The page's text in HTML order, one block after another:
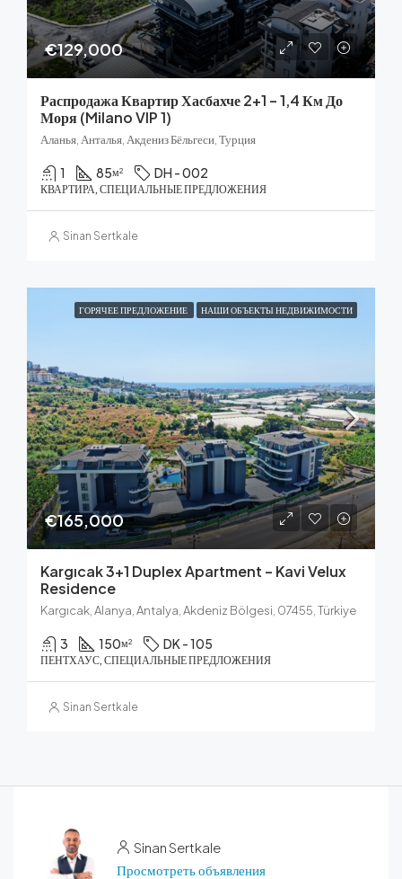
€129,000
Распродажа Квартир Хасбахче 2+1 – 1,4 Км До
Моря (Milano VIP 1)
Аланья, Анталья, Акдениз Бёльгеси, Турция
1 85м² DH - 002
КВАРТИРА, СПЕЦИАЛЬНЫЕ ПРЕДЛОЖЕНИЯ
Sinan Sertkale
ГОРЯЧЕЕ ПРЕДЛОЖЕНИЕ НАШИ ОБЪЕКТЫ НЕДВИЖИМОСТИ
€165,000
Kargıcak 3+1 Duplex Apartment – Kavi Velux
Residence
Kargıcak, Alanya, Antalya, Akdeniz Bölgesi, 07455, Türkiye
3 150м² DK - 105
ПЕНТХАУС, СПЕЦИАЛЬНЫЕ ПРЕДЛОЖЕНИЯ
Sinan Sertkale
Sinan Sertkale
Просмотреть объявления